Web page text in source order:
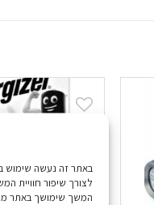
לצורך שיפור חוויית
המשך שימושך באתר